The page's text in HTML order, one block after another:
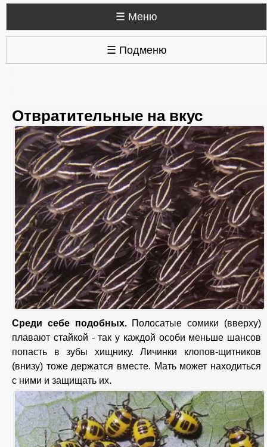
☰ Меню
☰ Подменю
Отвратительные на вкус
Среди себе подобных.
Полосатые сомики (вверху)
плавают стайкой - так у каждой особи меньше шансов
попасть в зубы хищнику. Личинки клопов-щитников
(внизу) тоже держатся вместе. Мать может находиться
с ними и защищать их.